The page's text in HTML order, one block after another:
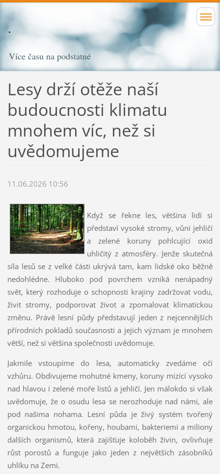
Více času na podstatné
Lesy drží otěže naší
budoucnosti klimatu
mnohem víc, než si
uvědomujeme
11.06.2026 10:56
Když se řekne les, většina lidí si
představí vysoké stromy, vůni jehličí
a zelené koruny pohlcující oxid
uhličitý z atmosféry. Jenže skutečná
síla lesů se z velké části ukrývá tam, kam lidské oko běžně
nedohlédne. Hluboko pod povrchem vzniká nenápadný
svět, který rozhoduje o schopnosti krajiny zadržovat vodu,
živit stromy, podporovat život a zpomalovat klimatickou
změnu. Právě lesní půdy představují jeden z nejcennějších
přírodních pokladů současnosti a jejich význam je mnohem
větší, než si většina společnosti uvědomuje.
Jakmile vstoupíme do lesa, automaticky zvedáme oči
vzhůru. Obdivujeme mohutné kmeny, koruny mizící vysoko
nad hlavou i zelené moře listů a jehličí. Jen málokdo si však
uvědomuje, že o osudu lesa se nerozhoduje nad námi, ale
pod našima nohama. Lesní půda je živý systém tvořený
organickou hmotou, kořeny, houbami, bakteriemi a miliony
dalších organismů, která zajišťuje koloběh živin, ovlivňuje
růst porostů a funguje jako jeden z největších zásobníků
uhlíku na Zemi.